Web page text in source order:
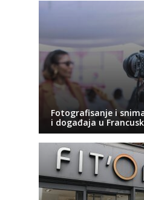
Fotografisanje i
i događaja u